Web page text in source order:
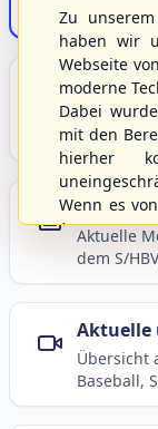
Der
Unser
und
Berichte
Aktuelle
dem S/
Aktuelle
Übersicht
Baseball,
Zu
haben wir
Webseite
moderne
Dabei
mit den
hierher
Wenn es
gerne an